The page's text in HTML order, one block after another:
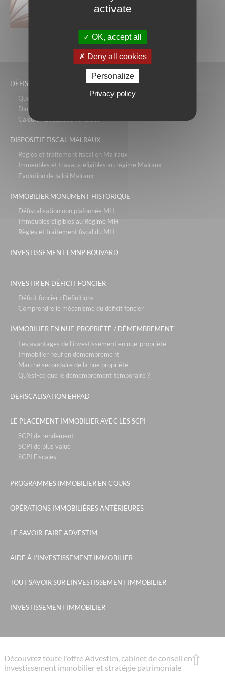
locatif...
lire la suite
DÉFISCALISATION PINEL
Quelles conditions respecter?
Dans quels logements peut-on investir en Pinel?
Calculer la réduction d’impôt
DISPOSITIF FISCAL MALRAUX
Règles et traitement fiscal en Malraux
Immeubles et travaux éligibles au régime Malraux
Evolution de la loi Malraux
IMMOBILIER MONUMENT HISTORIQUE
Défiscalisation non plafonnée MH
Immeubles éligibles au Régime MH
Règles et traitement fiscal du MH
INVESTISSEMENT LMNP BOUVARD
INVESTIR EN DÉFICIT FONCIER
Déficit foncier : Définitions
Comprendre le mécanisme du déficit foncier
IMMOBILIER EN NUE-PROPRIÉTÉ / DÉMEMBREMENT
Les avantages de l’investissement en nue-propriété
Immobilier neuf en démembrement
Marché secondaire de la nue propriété
Qu’est-ce que le démembrement temporaire ?
DEFISCALISATION EHPAD
LE PLACEMENT IMMOBILIER AVEC LES SCPI
SCPI de rendement
SCPI de plus value
SCPI Fiscales
PROGRAMMES IMMOBILIER EN COURS
OPÉRATIONS IMMOBILIÈRES ANTÉRIEURES
LE SAVOIR-FAIRE ADVESTIM
AIDE À L’INVESTISSEMENT IMMOBILIER
TOUT SAVOIR SUR L’INVESTISSEMENT IMMOBILIER
INVESTISSEMENT IMMOBILIER
Découvrez toute l'offre Advestim, cabinet de conseil en
investissement immobilier et stratégie patrimoniale
activate
OK, accept all
Deny all cookies
Personalize
Privacy policy